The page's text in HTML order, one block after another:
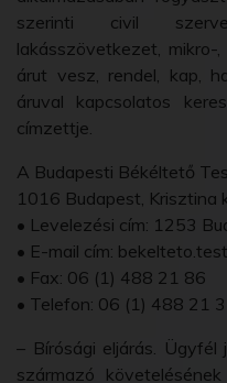
szerinti civil
lakásszövetkezet, mikro-
árut vesz, rendel, kap,
áruval kapcsolatos
címzettje.
A Budapesti Békéltető
1016 Budapest, Krisztina
• Levelezési cím: 1253
• E-mail cím:
• Fax: 06 (1) 488 21 86
• Telefon: 06 (1) 488 21
– Bírósági eljárás.
származó